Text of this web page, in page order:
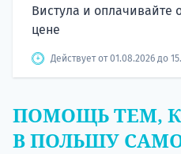
Вистула и оплачивайте
цене
Действует от 01.08.2026 до
ПОМОЩЬ ТЕМ,
В ПОЛЬШУ